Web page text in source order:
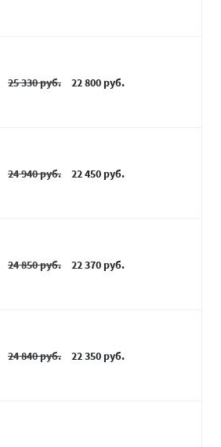
25 330 руб. 22 800 руб.
24 940 руб. 22 450 руб.
24 850 руб. 22 370 руб.
24 840 руб. 22 350 руб.